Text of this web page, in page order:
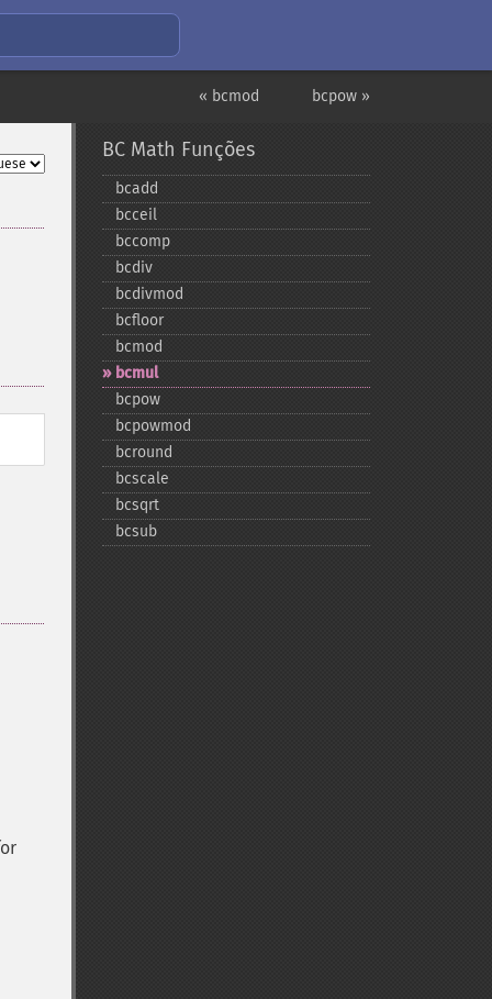
bcpow »
« bcmod
BC Math Funções
bcadd
bcceil
bccomp
bcdiv
bcdivmod
bcfloor
bcmod
bcmul
bcpow
bcpowmod
bcround
bcscale
bcsqrt
bcsub